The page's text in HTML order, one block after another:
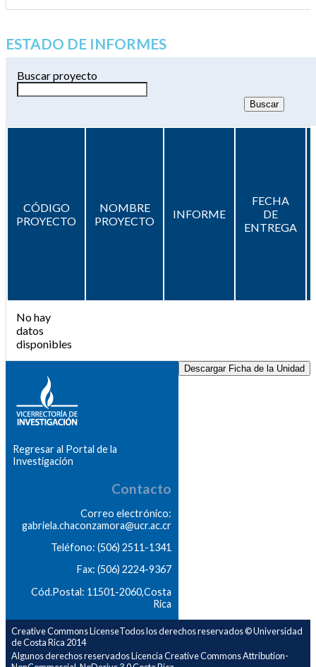
ESTADO DE INFORMES
Buscar proyecto
CÓDIGO
PROYECTO
NOMBRE
PROYECTO
INFORME
FECHA
DE
ENTREGA
No hay
datos
disponibles
Descargar Ficha de la Unidad
Regresar al Portal de la
Investigación
Contacto
Correo electrónico:
gabriela.chaconzamora@ucr.ac.cr
Teléfono: (506) 2511-1341
Fax: (506) 2224-9367
Cód.Postal: 11501-2060,Costa
Rica
Creative Commons LicenseTodos los derechos reservados © Universidad
de Costa Rica 2014
Algunos derechos reservados Licencia Creative Commons Attribution-